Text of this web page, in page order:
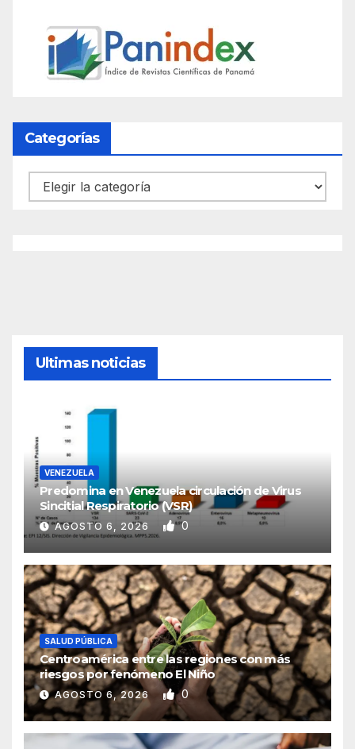
Categorías
Categorías
Ultimas noticias
VENEZUELA
Predomina en Venezuela circulación de Virus
Sincitial Respiratorio (VSR)
AGOSTO 6, 2026 0
SALUD PÚBLICA
Centroamérica entre las regiones con más
riesgos por fenómeno El Niño
AGOSTO 6, 2026 0